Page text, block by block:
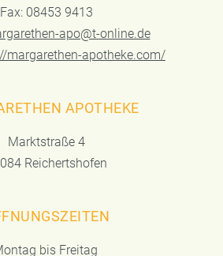
Fax: 08453 9413
apo@t-online.de
margarethen-apotheke.com/
APOTHEKE
Marktstraße 4
Reichertshofen
bis Freitag